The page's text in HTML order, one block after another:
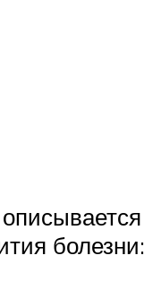
болезни: